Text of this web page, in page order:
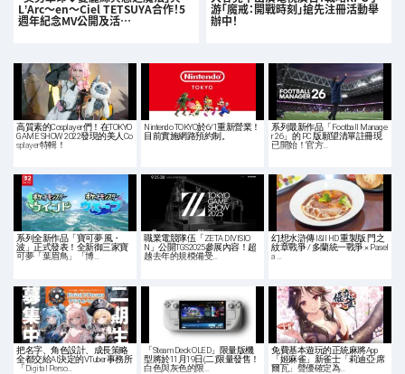
L’Arc〜en〜Ciel TETSUYA合作！5
週年紀念MV公開及活…
游「魔戒：開戰時刻」搶先注冊活動舉
辦中！
高質素的Cosplayer們！在TOKYO
GAME SHOW 2022發現的美人Co
splayer特輯！
Nintendo TOKYO於6/1重新營業！
目前實施網路預約制。
系列最新作品「Football Manage
r 26」的 PC 版願望清單註冊現
已開始！官方…
系列全新作品「寶可夢 風・
波」正式發表！全新御三家寶
可夢「葉眉鳥」「博…
職業電競隊伍「ZETA DIVISIO
N」公開TGS2025參展內容！超
越去年的規模備受…
幻想水滸傳 I&II HD 重製版 門之
紋章戰爭 / 多蘭統一戰爭 × Pasel
a …
把名字、角色設計、成長策略
全都交給AI決定的VTuber事務所
「Digital Perso…
「Steam Deck OLED」限量版機
型將於11月19日(二)限量發售！
白色與灰色的限…
免費基本遊玩的正統麻將App
「姬麻雀」新雀士「莉迪亞·席
爾瓦」聲優確定為…